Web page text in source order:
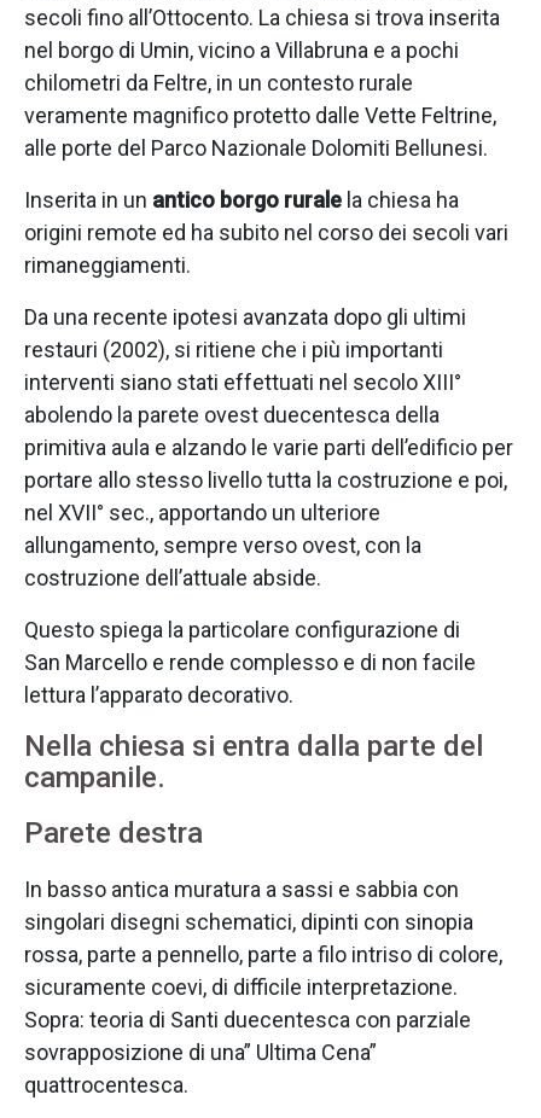
secoli fino all’Ottocento. La chiesa si trova inserita
nel borgo di Umin, vicino a Villabruna e a pochi
chilometri da Feltre, in un contesto rurale
veramente magnifico protetto dalle Vette Feltrine,
alle porte del Parco Nazionale Dolomiti Bellunesi.
Inserita in un antico borgo rurale la chiesa ha
origini remote ed ha subito nel corso dei secoli vari
rimaneggiamenti.
Da una recente ipotesi avanzata dopo gli ultimi
restauri (2002), si ritiene che i più importanti
interventi siano stati effettuati nel secolo XIII°
abolendo la parete ovest duecentesca della
primitiva aula e alzando le varie parti dell’edificio per
portare allo stesso livello tutta la costruzione e poi,
nel XVII° sec., apportando un ulteriore
allungamento, sempre verso ovest, con la
costruzione dell’attuale abside.
Questo spiega la particolare configurazione di
San Marcello e rende complesso e di non facile
lettura l’apparato decorativo.
Nella chiesa si entra dalla parte del
campanile.
Parete destra
In basso antica muratura a sassi e sabbia con
singolari disegni schematici, dipinti con sinopia
rossa, parte a pennello, parte a filo intriso di colore,
sicuramente coevi, di difficile interpretazione.
Sopra: teoria di Santi duecentesca con parziale
sovrapposizione di una” Ultima Cena”
quattrocentesca.